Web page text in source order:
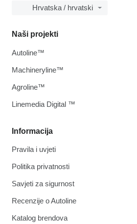
Hrvatska / hrvatski
Informacija
Pravila i uvjeti
Politika privatnosti
Savjeti za sigurnost
Recenzije o Autoline
Katalog brendova
Naši projekti
Autoline™
Machineryline™
Agroline™
Linemedia Digital ™